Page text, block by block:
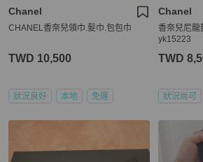
Chanel
CHANEL香奈兒領巾.髮巾.包包巾
TWD 10,500
狀況良好 本地 免運
Chanel
香奈兒尼龍
yk15223
TWD
狀況尚可